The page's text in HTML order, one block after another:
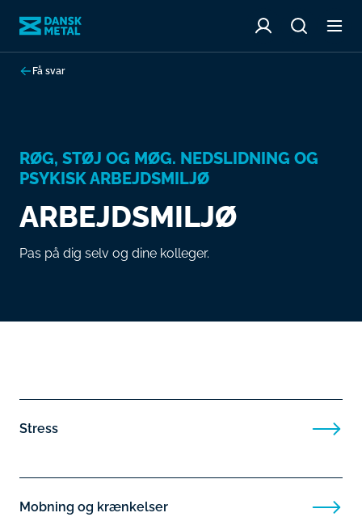
Få svar
RØG, STØJ OG MØG. NEDSLIDNING OG
PSYKISK ARBEJDSMILJØ
ARBEJDSMILJØ
Pas på dig selv og dine kolleger.
Stress
Mobning og krænkelser